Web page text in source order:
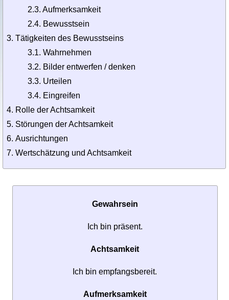
2.3. Aufmerksamkeit
2.4. Bewusstsein
Tätigkeiten des Bewusstseins
3.1. Wahrnehmen
3.2. Bilder entwerfen / denken
3.3. Urteilen
3.4. Eingreifen
Rolle der Achtsamkeit
Störungen der Achtsamkeit
Ausrichtungen
Wertschätzung und Achtsamkeit
Gewahrsein
Ich bin präsent.
Achtsamkeit
Ich bin empfangsbereit.
Aufmerksamkeit